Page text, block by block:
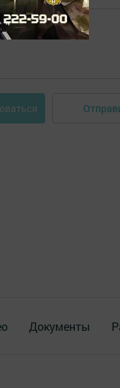
Документы